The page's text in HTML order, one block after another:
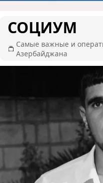
СОЦИУМ
Самые важные и
Азербайджана